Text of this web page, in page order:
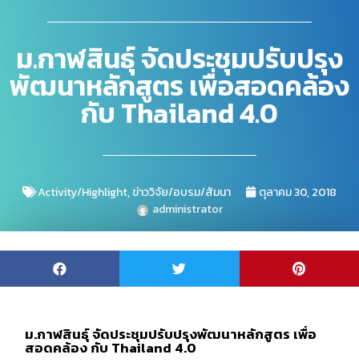
ม.กาฬสินธุ์ จัดประชุมปรับปรุง
พัฒนาหลักสูตร เพื่อสอดคล้อง
กับ Thailand 4.0
Activity/Highlight,ข่าววิจัย/อบรม/สัมนา
ตุลาคม 30, 2018
administrator
ม.กาฬสินธุ์ จัดประชุมปรับปรุงพัฒนาหลักสูตร เพื่อ
สอดคล้อง กับ Thailand 4.0